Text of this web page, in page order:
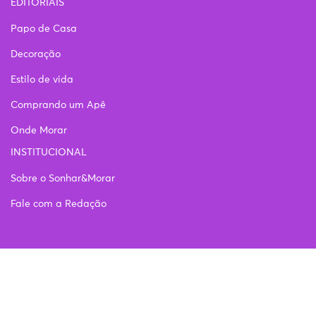
EDITORIAIS
Papo de Casa
Decoração
Estilo de vida
Comprando um Apê
Onde Morar
INSTITUCIONAL
Sobre o Sonhar&Morar
Fale com a Redação